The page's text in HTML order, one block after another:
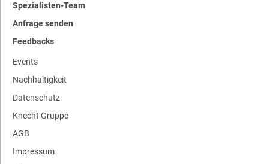
Spezialisten-Team
Anfrage senden
Feedbacks
Events
Nachhaltigkeit
Datenschutz
Knecht Gruppe
AGB
Impressum